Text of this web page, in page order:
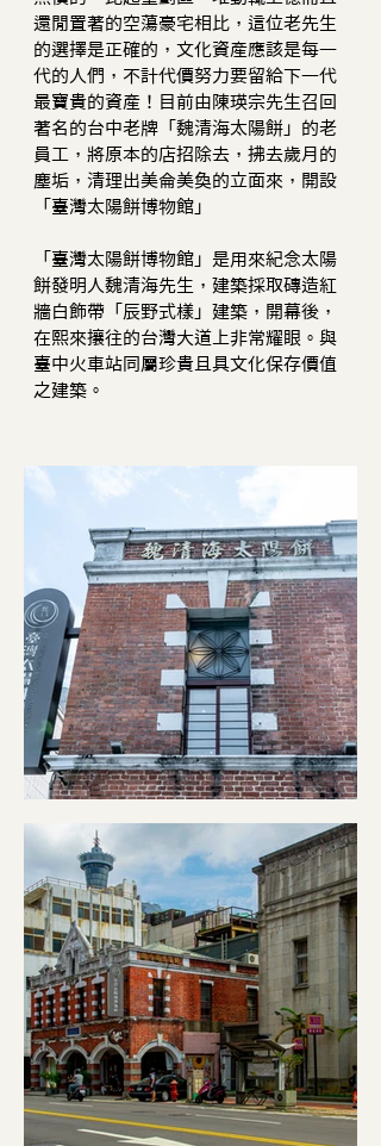
還閒置著的空蕩豪宅相比，這位老先生
的選擇是正確的，文化資產應該是每一
代的人們，不計代價努力要留給下一代
最寶貴的資產！目前由陳瑛宗先生召回
著名的台中老牌「魏清海太陽餅」的老
員工，將原本的店招除去，拂去歲月的
塵垢，清理出美侖美奐的立面來，開設
「臺灣太陽餅博物館」
「臺灣太陽餅博物館」是用來紀念太陽
餅發明人魏清海先生，建築採取磚造紅
牆白飾帶「辰野式樣」建築，開幕後，
在熙來攘往的台灣大道上非常耀眼。與
臺中火車站同屬珍貴且具文化保存價值
之建築。